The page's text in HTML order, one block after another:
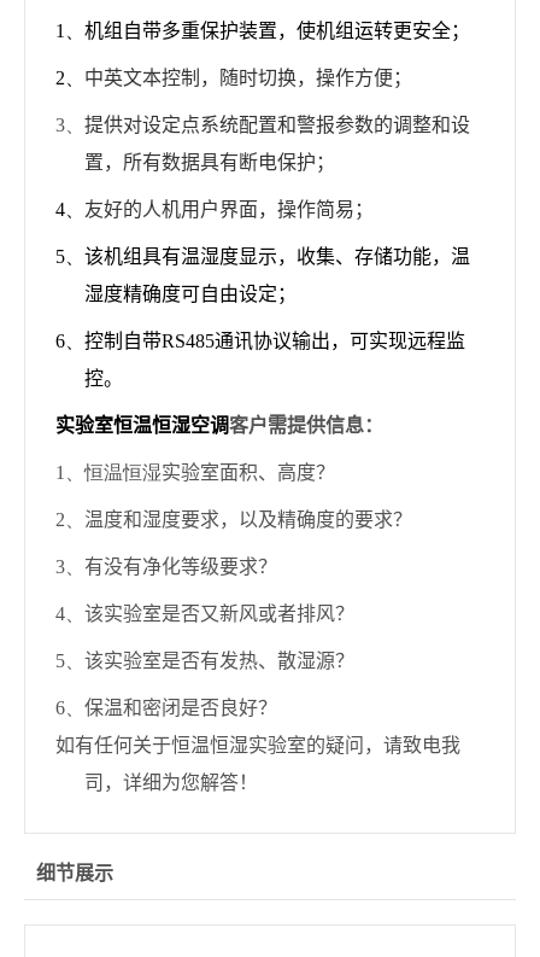
1、 机组自带多重保护装置，使机组运转更安全；
2、 中英文本控制，随时切换，操作方便；
3、 提供对设定点系统配置和警报参数的调整和设
置，所有数据具有断电保护；
4、 友好的人机用户界面，操作简易；
5、 该机组具有温湿度显示，收集、存储功能，温
湿度精确度可自由设定；
6、 控制自带RS485通讯协议输出，可实现远程监
控。
实验室恒温恒湿空调客户需提供信息：
1、恒温恒湿实验室面积、高度？
2、 温度和湿度要求，以及精确度的要求？
3、 有没有净化等级要求？
4、 该实验室是否又新风或者排风？
5、 该实验室是否有发热、散湿源？
6、 保温和密闭是否良好？
如有任何关于恒温恒湿实验室的疑问，请致电我
司，详细为您解答！
细节展示